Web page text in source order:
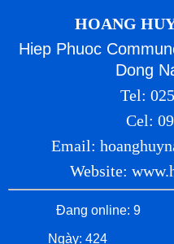
HOANG
Hiep Phuoc
Dong
Tel:
Cel:
Email:
Website:
Đang online: 9
Ngày: 424